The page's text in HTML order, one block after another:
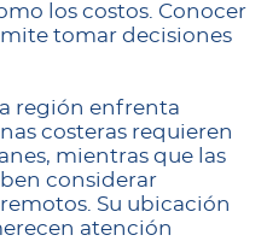
los costos. Conocer
tomar decisiones
región enfrenta
costeras requieren
mientras que las
considerar
Su ubicación
atención